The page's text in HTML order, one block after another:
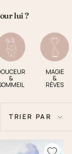
lui ?
&
MAGIE
&
RÈVES
Trier
par
TRIER PAR